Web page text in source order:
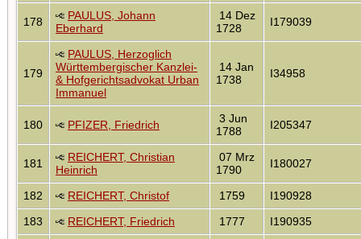
178
PAULUS, Johann
Eberhard
14 Dez
1728
I179039
179
PAULUS, Herzoglich
Württembergischer Kanzlei-
& Hofgerichtsadvokat Urban
Immanuel
14 Jan
1738
I34958
180 PFIZER, Friedrich
3 Jun
1788
I205347
181
REICHERT, Christian
Heinrich
07 Mrz
1790
I180027
182 REICHERT, Christof 1759
I190928
183
REICHERT, Friedrich 1777 I190935